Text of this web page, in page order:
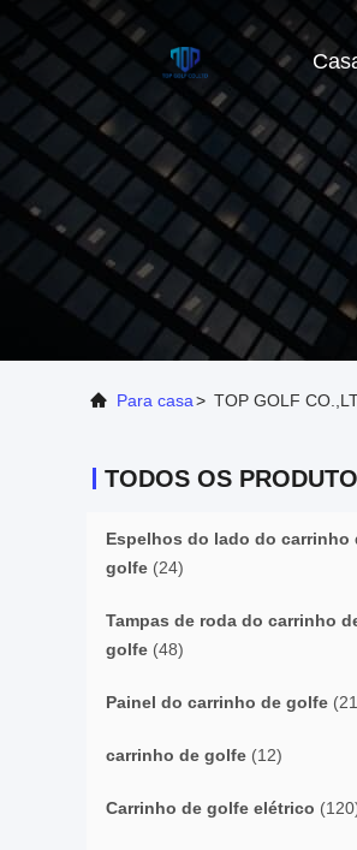
Para casa> TOP GOLF
TODOS OS
Espelhos do lado do carrinho
golfe (24)
Tampas de roda do carrinho
golfe (48)
Painel do carrinho de golfe
carrinho de golfe (12)
Carrinho de golfe elétrico